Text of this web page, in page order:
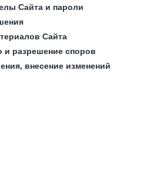
Сайта и пароли
Сайта
разрешение споров
внесение изменений